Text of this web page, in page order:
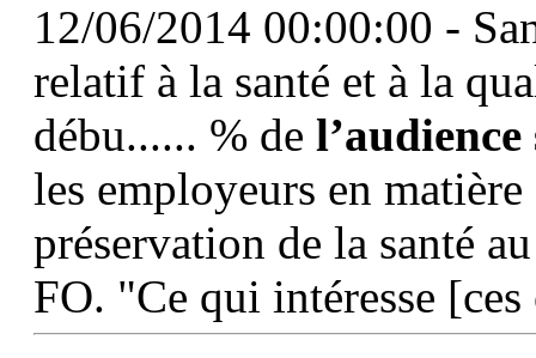
12/06/2014 00:00:00 -
relatif à la santé et à la
débu...... % de l’audience
les employeurs en
préservation de la santé
FO. "Ce qui intéresse